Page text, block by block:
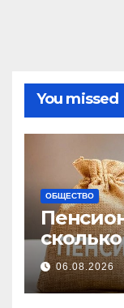
You missed
ОБЩЕСТВО
06.08.2026